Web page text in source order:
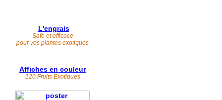
L'engrais
Safe et efficace
pour vos plantes exotiques
Affiches en couleur
120 Fruits Exotiques